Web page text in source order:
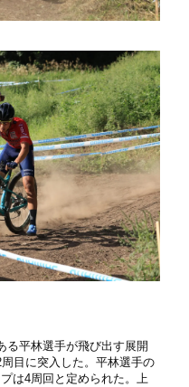
る平林選手が飛び出す展開
目に突入した。平林選手の
は4周回と定められた。上